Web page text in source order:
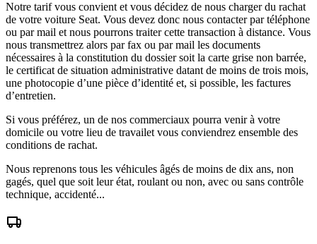
Notre tarif vous convient et vous décidez de nous charger du rachat
de votre voiture Seat. Vous devez donc nous contacter par téléphone
ou par mail et nous pourrons traiter cette transaction à distance. Vous
nous transmettrez alors par fax ou par mail les documents
nécessaires à la constitution du dossier soit la carte grise non barrée,
le certificat de situation administrative datant de moins de trois mois,
une photocopie d’une pièce d’identité et, si possible, les factures
d’entretien.
Si vous préférez, un de nos commerciaux pourra venir à votre
domicile ou votre lieu de travailet vous conviendrez ensemble des
conditions de rachat.
Nous reprenons tous les véhicules âgés de moins de dix ans, non
gagés, quel que soit leur état, roulant ou non, avec ou sans contrôle
technique, accidenté...